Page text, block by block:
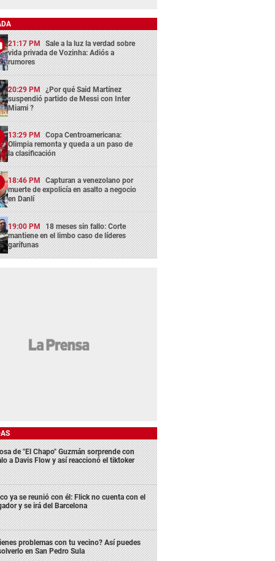
21:17 PM Sale a la luz la verdad sobre
vida privada de Vozinha: Adiós a
rumores
20:29 PM ¿Por qué Said Martínez
suspendió partido de Messi con Inter
Miami ?
13:29 PM Copa Centroamericana:
Olimpia remonta y queda a un paso de
la clasificación
18:46 PM Capturan a venezolano por
muerte de expolicía en asalto a negocio
en Danlí
19:00 PM 18 meses sin fallo: Corte
mantiene en el limbo caso de líderes
garífunas
de "El Chapo" Guzmán sorprende con
a Davis Flow y así reaccionó el tiktoker
ya se reunió con él: Flick no cuenta con el
y se irá del Barcelona
problemas con tu vecino? Así puedes
en San Pedro Sula